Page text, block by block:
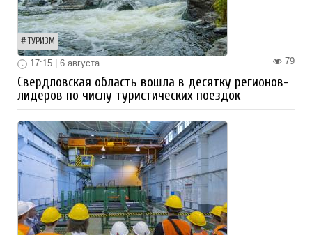
ТУРИЗМ
79
17:15 | 6 августа
Свердловская область вошла в десятку регионов-
лидеров по числу туристических поездок